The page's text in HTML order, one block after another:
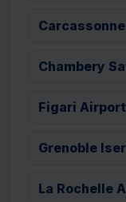
Chambery
Figari Airport
Grenoble
La Rochelle